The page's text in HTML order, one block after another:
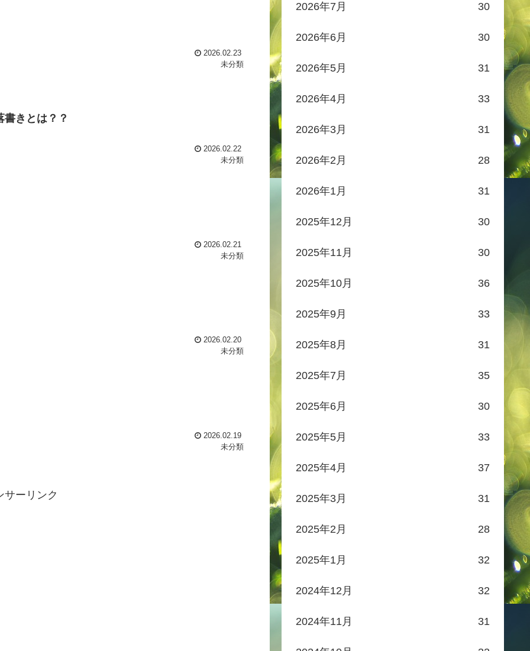
2026.02.23
未分類
きとは？？
2026.02.22
未分類
2026.02.21
未分類
2026.02.20
未分類
2026.02.19
未分類
サーリンク
2026年7月 30
2026年6月 30
2026年5月 31
2026年4月 33
2026年3月 31
2026年2月 28
2026年1月 31
2025年12月 30
2025年11月 30
2025年10月 36
2025年9月 33
2025年8月 31
2025年7月 35
2025年6月 30
2025年5月 33
2025年4月 37
2025年3月 31
2025年2月 28
2025年1月 32
2024年12月 32
2024年11月 31